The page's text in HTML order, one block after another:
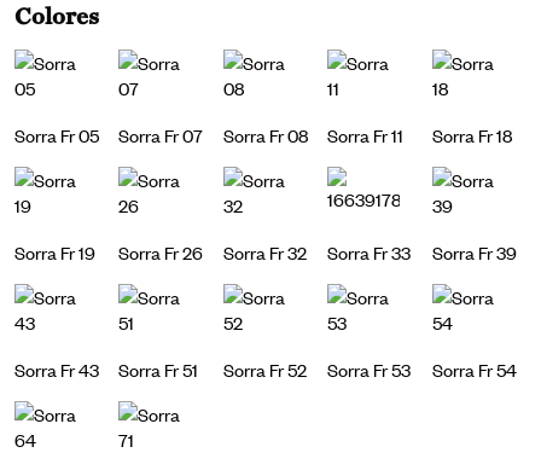
Colores
Sorra Fr 05 Sorra Fr 07 Sorra Fr 08 Sorra Fr 11 Sorra Fr 18
Sorra Fr 19 Sorra Fr 26 Sorra Fr 32 Sorra Fr 33 Sorra Fr 39
Sorra Fr 43 Sorra Fr 51 Sorra Fr 52 Sorra Fr 53 Sorra Fr 54